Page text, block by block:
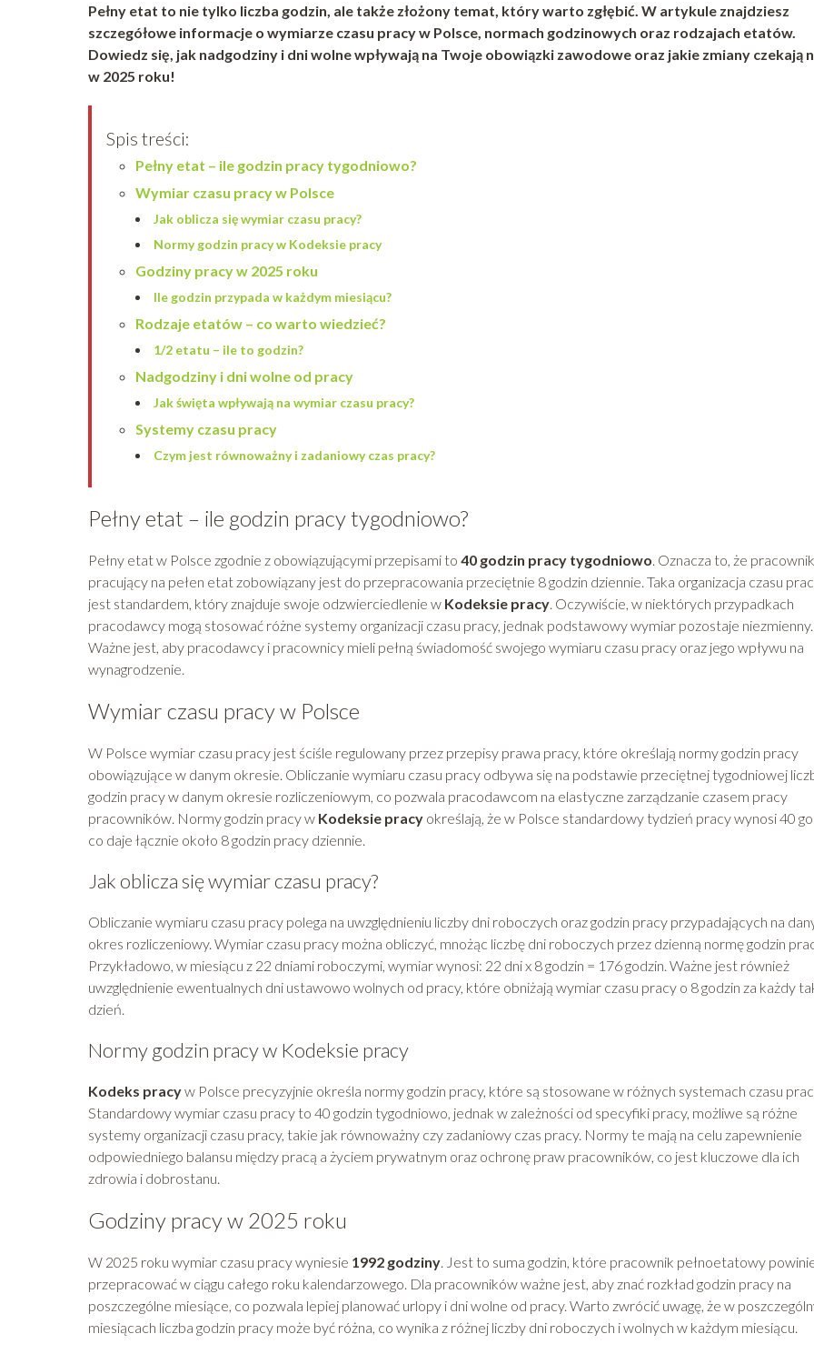
Pełny etat to nie tylko liczba godzin, ale także złożony temat, który warto zgłębić. W artykule znajdziesz
szczegółowe informacje o wymiarze czasu pracy w Polsce, normach godzinowych oraz rodzajach etatów.
Dowiedz się, jak nadgodziny i dni wolne wpływają na Twoje obowiązki zawodowe oraz jakie zmiany czekają
w 2025 roku!
Spis treści:
Pełny etat – ile godzin pracy tygodniowo?
Wymiar czasu pracy w Polsce
Jak oblicza się wymiar czasu pracy?
Normy godzin pracy w Kodeksie pracy
Godziny pracy w 2025 roku
Ile godzin przypada w każdym miesiącu?
Rodzaje etatów – co warto wiedzieć?
1/2 etatu – ile to godzin?
Nadgodziny i dni wolne od pracy
Jak święta wpływają na wymiar czasu pracy?
Systemy czasu pracy
Czym jest równoważny i zadaniowy czas pracy?
Pełny etat – ile godzin pracy tygodniowo?
Pełny etat w Polsce zgodnie z obowiązującymi przepisami to 40 godzin pracy tygodniowo. Oznacza to, że pracownik
pracujący na pełen etat zobowiązany jest do przepracowania przeciętnie 8 godzin dziennie. Taka organizacja czasu
jest standardem, który znajduje swoje odzwierciedlenie w Kodeksie pracy. Oczywiście, w niektórych przypadkach
pracodawcy mogą stosować różne systemy organizacji czasu pracy, jednak podstawowy wymiar pozostaje niezmienny.
Ważne jest, aby pracodawcy i pracownicy mieli pełną świadomość swojego wymiaru czasu pracy oraz jego wpływu na
wynagrodzenie.
Wymiar czasu pracy w Polsce
W Polsce wymiar czasu pracy jest ściśle regulowany przez przepisy prawa pracy, które określają normy godzin pracy
obowiązujące w danym okresie. Obliczanie wymiaru czasu pracy odbywa się na podstawie przeciętnej tygodniowej
godzin pracy w danym okresie rozliczeniowym, co pozwala pracodawcom na elastyczne zarządzanie czasem pracy
pracowników. Normy godzin pracy w Kodeksie pracy określają, że w Polsce standardowy tydzień pracy wynosi 40
co daje łącznie około 8 godzin pracy dziennie.
Jak oblicza się wymiar czasu pracy?
Obliczanie wymiaru czasu pracy polega na uwzględnieniu liczby dni roboczych oraz godzin pracy przypadających na
okres rozliczeniowy. Wymiar czasu pracy można obliczyć, mnożąc liczbę dni roboczych przez dzienną normę godzin
Przykładowo, w miesiącu z 22 dniami roboczymi, wymiar wynosi: 22 dni x 8 godzin = 176 godzin. Ważne jest również
uwzględnienie ewentualnych dni ustawowo wolnych od pracy, które obniżają wymiar czasu pracy o 8 godzin za każdy
dzień.
Normy godzin pracy w Kodeksie pracy
Kodeks pracyw Polsce precyzyjnie określa normy godzin pracy, które są stosowane w różnych systemach czasu
Standardowy wymiar czasu pracy to 40 godzin tygodniowo, jednak w zależności od specyfiki pracy, możliwe są różne
systemy organizacji czasu pracy, takie jak równoważny czy zadaniowy czas pracy. Normy te mają na celu zapewnienie
odpowiedniego balansu między pracą a życiem prywatnym oraz ochronę praw pracowników, co jest kluczowe dla ich
zdrowia i dobrostanu.
Godziny pracy w 2025 roku
W 2025 roku wymiar czasu pracy wyniesie 1992 godziny. Jest to suma godzin, które pracownik pełnoetatowy
przepracować w ciągu całego roku kalendarzowego. Dla pracowników ważne jest, aby znać rozkład godzin pracy na
poszczególne miesiące, co pozwala lepiej planować urlopy i dni wolne od pracy. Warto zwrócić uwagę, że w
miesiącach liczba godzin pracy może być różna, co wynika z różnej liczby dni roboczych i wolnych w każdym miesiącu.